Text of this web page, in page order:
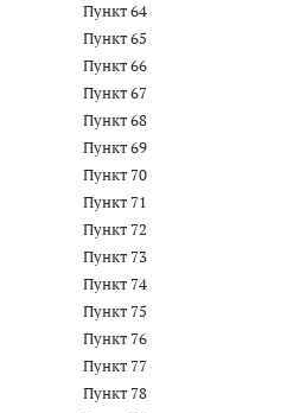
Пункт 64
Пункт 65
Пункт 66
Пункт 67
Пункт 68
Пункт 69
Пункт 70
Пункт 71
Пункт 72
Пункт 73
Пункт 74
Пункт 75
Пункт 76
Пункт 77
Пункт 78